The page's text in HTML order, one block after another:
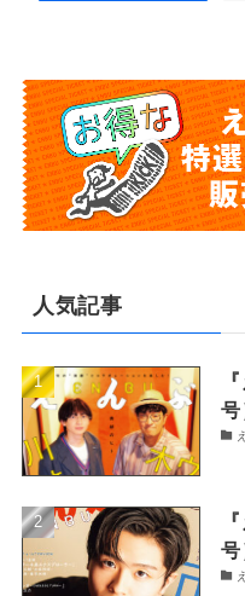
人気記事
号
号